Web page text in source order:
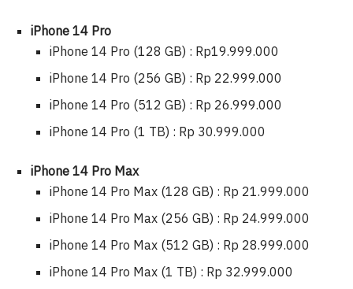
iPhone 14 Pro
iPhone 14 Pro (128 GB) : Rp19.999.000
iPhone 14 Pro (256 GB) : Rp 22.999.000
iPhone 14 Pro (512 GB) : Rp 26.999.000
iPhone 14 Pro (1 TB) : Rp 30.999.000
iPhone 14 Pro Max
iPhone 14 Pro Max (128 GB) : Rp 21.999.000
iPhone 14 Pro Max (256 GB) : Rp 24.999.000
iPhone 14 Pro Max (512 GB) : Rp 28.999.000
iPhone 14 Pro Max (1 TB) : Rp 32.999.000